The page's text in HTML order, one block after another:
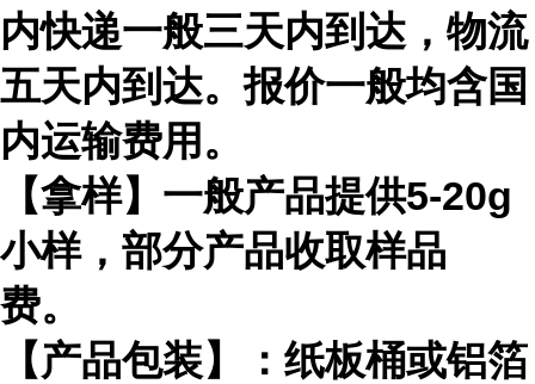
内快递一般三天内到达，物流
五天内到达。报价一般均含国
内运输费用。
【拿样】一般产品提供5-20g
小样，部分产品收取样品
费。
【产品包装】：纸板桶或铝箔